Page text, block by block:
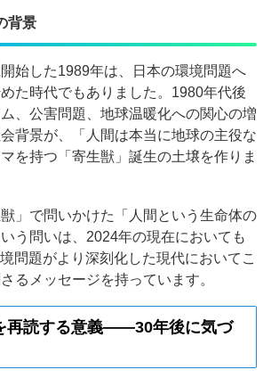
背景
開始した1989年は、日本の環境問題へ
た時代でもありました。1980年代後
、公害問題、地球温暖化への関心の増
背景が、「人間は本当に地球の主役な
を持つ「寄生獣」誕生の土壌を作りま
」で問いかけた「人間という生命体の
う問いは、2024年の現在においても
題がより深刻化した現代においてこ
メッセージを持っています。
再読する意義——30年後に気づ